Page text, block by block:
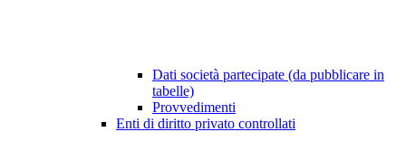
Dati società partecipate (da pubblicare in
tabelle)
Provvedimenti
Enti di diritto privato controllati